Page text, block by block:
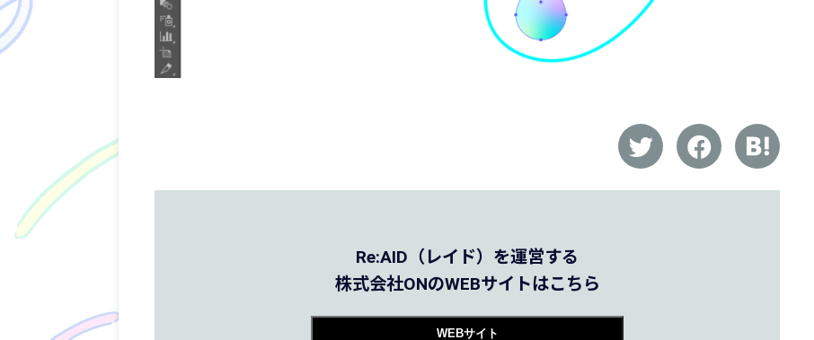
Re:AID（レイド）を運営する
株式会社ONのWEBサイトはこちら
WEBサイト